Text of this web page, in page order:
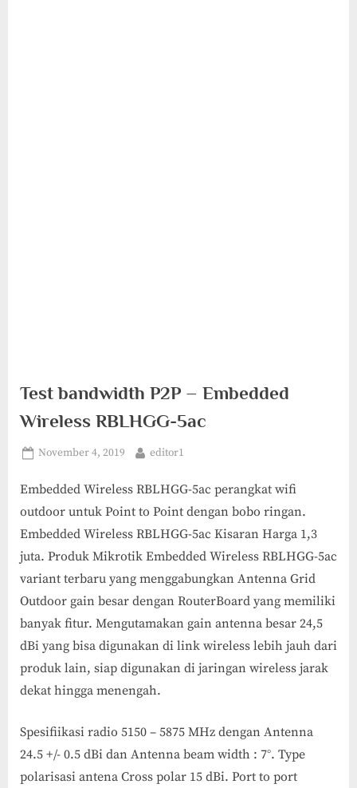
Test bandwidth P2P – Embedded
Wireless RBLHGG-5ac
Posted
November 4, 2019 By
editor1
Embedded Wireless RBLHGG-5ac perangkat wifi
outdoor untuk Point to Point dengan bobo ringan.
Embedded Wireless RBLHGG-5ac Kisaran Harga 1,3
juta. Produk Mikrotik Embedded Wireless RBLHGG-5ac
variant terbaru yang menggabungkan Antenna Grid
Outdoor gain besar dengan RouterBoard yang memiliki
banyak fitur. Mengutamakan gain antenna besar 24,5
dBi yang bisa digunakan di link wireless lebih jauh dari
produk lain, siap digunakan di jaringan wireless jarak
dekat hingga menengah.
Spesifiikasi radio 5150 – 5875 MHz dengan Antenna
24.5 +/- 0.5 dBi dan Antenna beam width : 7°. Type
polarisasi antena Cross polar 15 dBi. Port to port